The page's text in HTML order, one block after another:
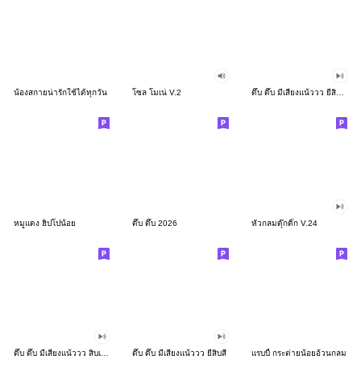
น้องสกายน่ารักใช้ได้ทุกวัน โซล โมเน่ V.2 ดึ๊บ ดึ๊บ มีเสียงแน้ววว ยี่สิบสอง
หมูแดง ฮิปโปน้อย ดึ๊บ ดึ๊บ 2026 หัวกลมดุ๊กดิ๊ก V.24
ดึ๊บ ดึ๊บ มีเสียงแน้ววว ยี่สิบสี่ แรบบี้ กระต่ายน้อยอ้วนกลม